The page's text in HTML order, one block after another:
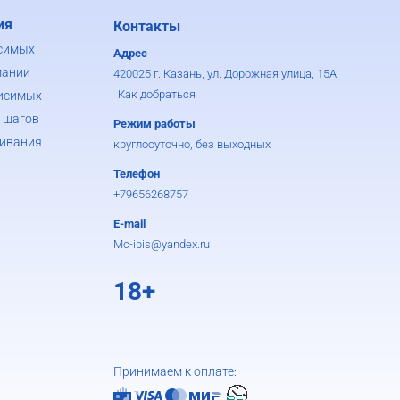
Контакты
Адрес
420025 г. Казань, ул. Дорожная улица, 15А
Как добраться
Режим работы
круглосуточно, без выходных
Телефон
+79656268757
E-mail
Mc-ibis@yandex.ru
18+
Принимаем к оплате: